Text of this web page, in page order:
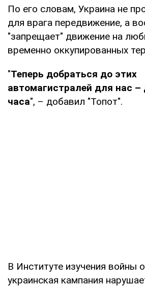
По его словам, Украина не
для врага передвижение, а
"запрещает" движение на
временно оккупированных
"Теперь добраться до этих
автомагистралей для нас –
часа", – добавил "Топот".
В Институте изучения войны
украинская кампания